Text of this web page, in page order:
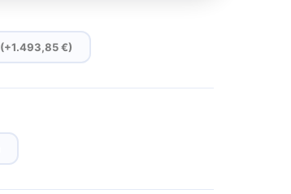
(+1.493,85 €)